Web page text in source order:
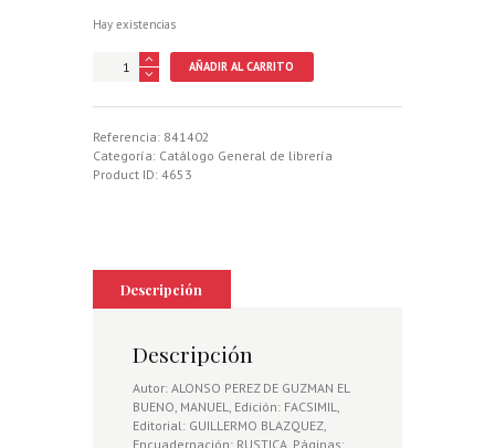
Hay existencias
RELACION
DADA
EN
EL
A
FELIPE
IV
AÑADIR AL CARRITO
Referencia: 841402
Categoría: Catálogo General de librería
Product ID: 4653
Descripción
Descripción
Autor: ALONSO PEREZ DE GUZMAN EL
BUENO, MANUEL, Edición: FACSIMIL,
Editorial: GUILLERMO BLAZQUEZ,
Encuadernación: RUSTICA, Páginas: